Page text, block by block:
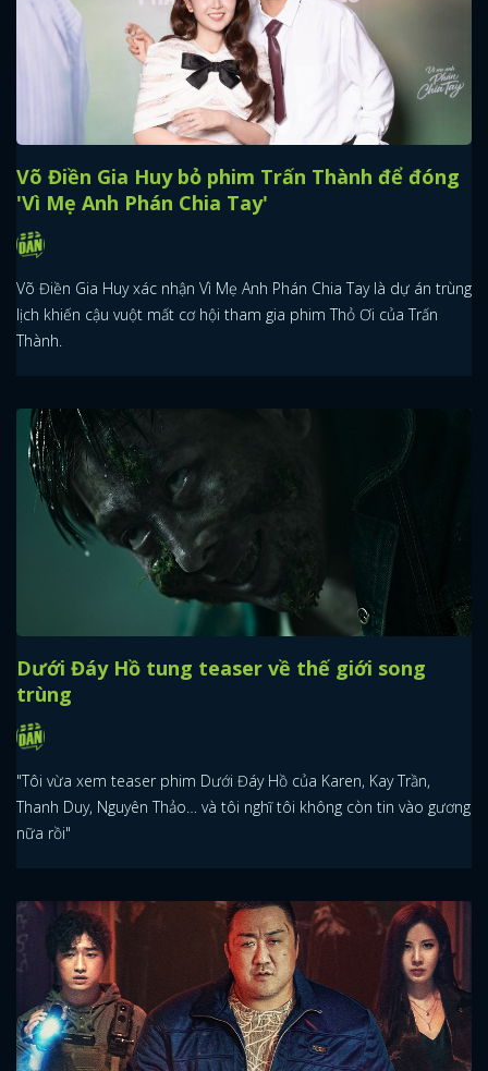
Võ Điền Gia Huy bỏ phim Trấn Thành để đóng
'Vì Mẹ Anh Phán Chia Tay'
Võ Điền Gia Huy xác nhận Vì Mẹ Anh Phán Chia Tay là dự án trùng
lịch khiến cậu vuột mất cơ hội tham gia phim Thỏ Ơi của Trấn
Thành.
Dưới Đáy Hồ tung teaser về thế giới song
trùng
"Tôi vừa xem teaser phim Dưới Đáy Hồ của Karen, Kay Trần,
Thanh Duy, Nguyên Thảo… và tôi nghĩ tôi không còn tin vào gương
nữa rồi"